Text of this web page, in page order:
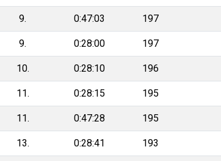
9. 0:47:03 197
9. 0:28:00 197
10. 0:28:10 196
11. 0:28:15 195
11. 0:47:28 195
13. 0:28:41 193